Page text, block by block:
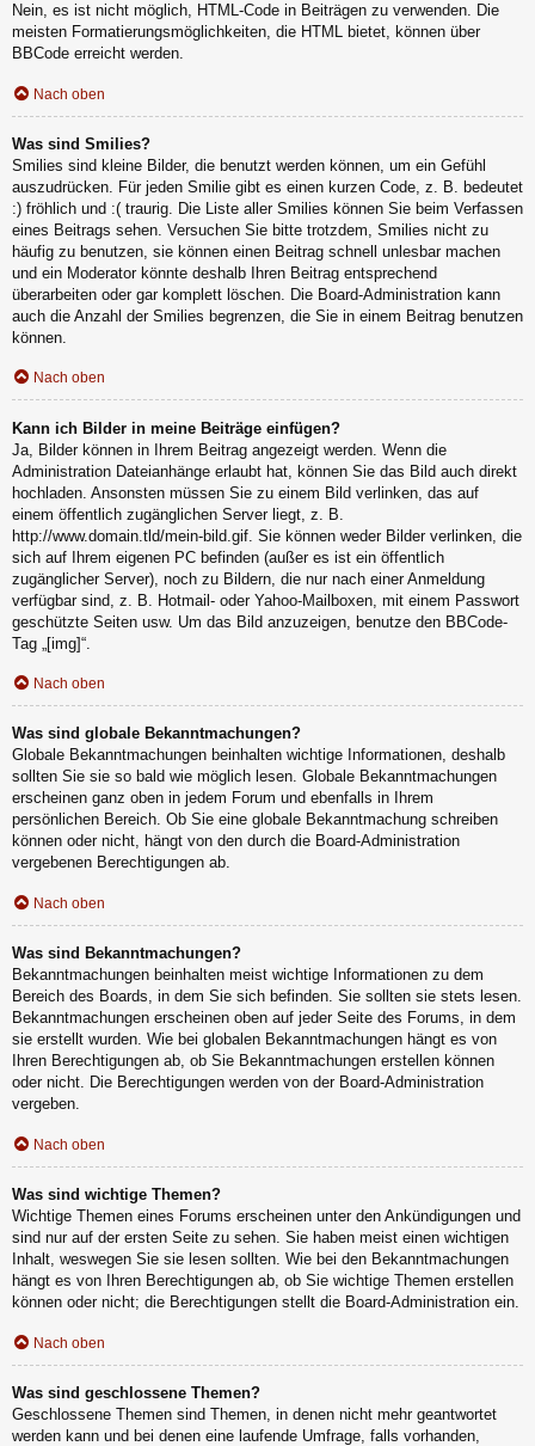
Nein, es ist nicht möglich, HTML-Code in Beiträgen zu verwenden. Die
meisten Formatierungsmöglichkeiten, die HTML bietet, können über
BBCode erreicht werden.
Nach oben
Was sind Smilies?
Smilies sind kleine Bilder, die benutzt werden können, um ein Gefühl
auszudrücken. Für jeden Smilie gibt es einen kurzen Code, z. B. bedeutet
:) fröhlich und :( traurig. Die Liste aller Smilies können Sie beim Verfassen
eines Beitrags sehen. Versuchen Sie bitte trotzdem, Smilies nicht zu
häufig zu benutzen, sie können einen Beitrag schnell unlesbar machen
und ein Moderator könnte deshalb Ihren Beitrag entsprechend
überarbeiten oder gar komplett löschen. Die Board-Administration kann
auch die Anzahl der Smilies begrenzen, die Sie in einem Beitrag benutzen
können.
Nach oben
Kann ich Bilder in meine Beiträge einfügen?
Ja, Bilder können in Ihrem Beitrag angezeigt werden. Wenn die
Administration Dateianhänge erlaubt hat, können Sie das Bild auch direkt
hochladen. Ansonsten müssen Sie zu einem Bild verlinken, das auf
einem öffentlich zugänglichen Server liegt, z. B.
http://www.domain.tld/mein-bild.gif. Sie können weder Bilder verlinken, die
sich auf Ihrem eigenen PC befinden (außer es ist ein öffentlich
zugänglicher Server), noch zu Bildern, die nur nach einer Anmeldung
verfügbar sind, z. B. Hotmail- oder Yahoo-Mailboxen, mit einem Passwort
geschützte Seiten usw. Um das Bild anzuzeigen, benutze den BBCode-
Tag „[img]“.
Nach oben
Was sind globale Bekanntmachungen?
Globale Bekanntmachungen beinhalten wichtige Informationen, deshalb
sollten Sie sie so bald wie möglich lesen. Globale Bekanntmachungen
erscheinen ganz oben in jedem Forum und ebenfalls in Ihrem
persönlichen Bereich. Ob Sie eine globale Bekanntmachung schreiben
können oder nicht, hängt von den durch die Board-Administration
vergebenen Berechtigungen ab.
Nach oben
Was sind Bekanntmachungen?
Bekanntmachungen beinhalten meist wichtige Informationen zu dem
Bereich des Boards, in dem Sie sich befinden. Sie sollten sie stets lesen.
Bekanntmachungen erscheinen oben auf jeder Seite des Forums, in dem
sie erstellt wurden. Wie bei globalen Bekanntmachungen hängt es von
Ihren Berechtigungen ab, ob Sie Bekanntmachungen erstellen können
oder nicht. Die Berechtigungen werden von der Board-Administration
vergeben.
Nach oben
Was sind wichtige Themen?
Wichtige Themen eines Forums erscheinen unter den Ankündigungen und
sind nur auf der ersten Seite zu sehen. Sie haben meist einen wichtigen
Inhalt, weswegen Sie sie lesen sollten. Wie bei den Bekanntmachungen
hängt es von Ihren Berechtigungen ab, ob Sie wichtige Themen erstellen
können oder nicht; die Berechtigungen stellt die Board-Administration ein.
Nach oben
Was sind geschlossene Themen?
Geschlossene Themen sind Themen, in denen nicht mehr geantwortet
werden kann und bei denen eine laufende Umfrage, falls vorhanden,